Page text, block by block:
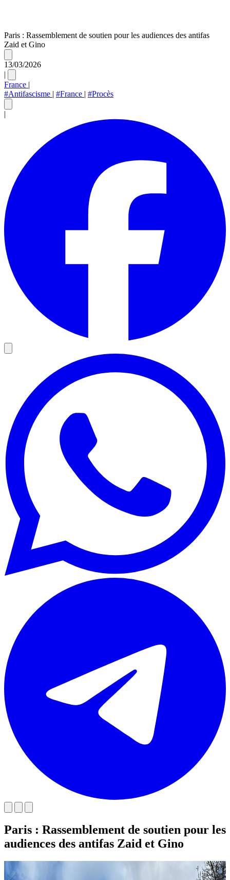
Paris : Rassemblement de soutien pour les audiences des antifas
Zaid et Gino
13/03/2026
|
France |
#Antifascisme | #France | #Procès
|
Paris : Rassemblement de soutien pour les
audiences des antifas Zaid et Gino